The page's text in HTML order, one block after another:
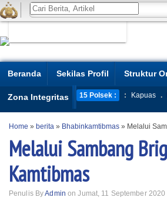
Beranda Sekilas Profil Struktur
Zona Integritas 15 Polsek : : Kapuas .
Home » berita » Bhabinkamtibmas » Melalui
Melalui Sambang
Kamtibmas
Penulis ByAdmin on Jumat, 11 September 2020 |